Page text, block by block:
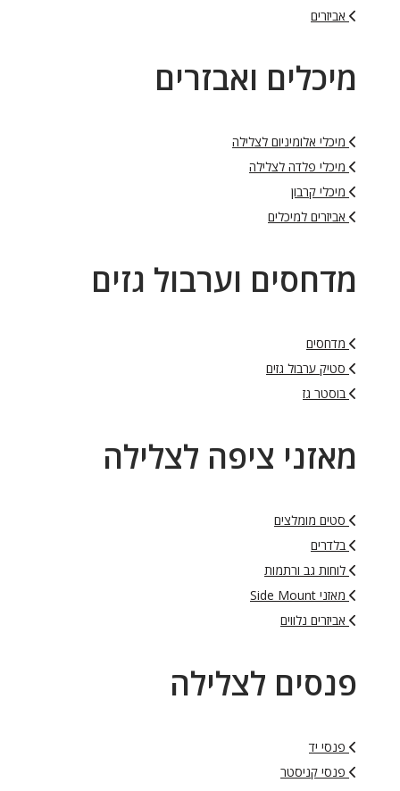
אביזרים
מיכלים ואבזרים
מיכלי אלומיניום לצלילה
מיכלי פלדה לצלילה
מיכלי קרבון
אביזרים למיכלים
מדחסים וערבול גזים
מדחסים
סטיק ערבול גזים
בוסטר גז
מאזני ציפה לצלילה
סטים מומלצים
בלדרים
לוחות גב ורתמות
מאזני Side Mount
אביזרים נלווים
פנסים לצלילה
פנסי יד
פנסי קניסטר